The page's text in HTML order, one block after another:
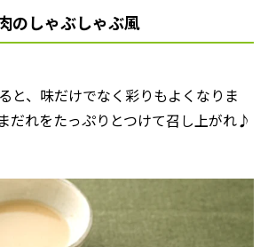
のしゃぶしゃぶ風
と、味だけでなく彩りもよくなりま
だれをたっぷりとつけて召し上がれ♪